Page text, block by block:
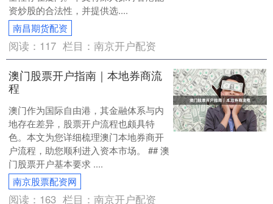
资炒股的合法性，并提供选....
南昌期货配资
阅读： 117 栏目：南京开户配资
澳门股票开户指南｜本地券商流
程
澳门作为国际自由港，其金融体系与内
地存在差异，股票开户流程也颇具特
色。本文为您详细梳理澳门本地券商开
户流程，助您顺利进入资本市场。 ## 澳
门股票开户基本要求 ....
南京股票配资网
阅读： 163 栏目：南京开户配资